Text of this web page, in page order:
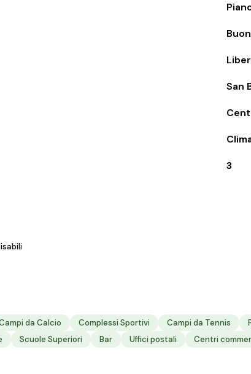
San
3
da Calcio Complessi Sportivi Campi da Tennis
Scuole Superiori Bar Uffici postali Centri